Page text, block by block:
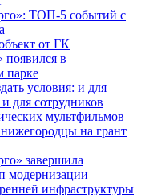
ТОП-5 событий с
от ГК
появился в
парке
условия: и для
для сотрудников
мультфильмов
на грант
завершила
модернизации
инфраструктуры